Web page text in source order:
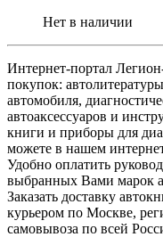
Нет в наличии
Интернет-портал
покупок:
автомобиля,
автоаксессуаров и
книги и приборы для
можете в нашем
Удобно оплатить
выбранных Вами марок
Заказать доставку
курьером по Москве,
самовывоза по всей